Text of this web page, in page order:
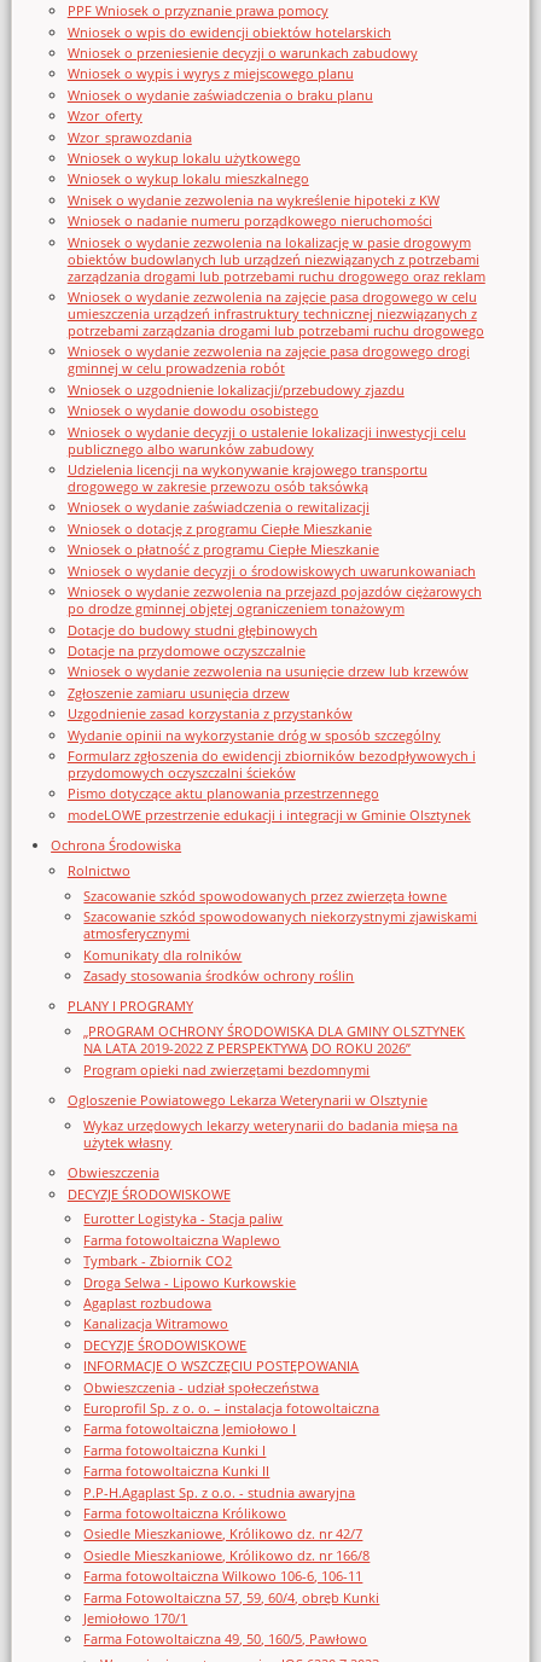
PPF Wniosek o przyznanie prawa pomocy
Wniosek o wpis do ewidencji obiektów hotelarskich
Wniosek o przeniesienie decyzji o warunkach zabudowy
Wniosek o wypis i wyrys z miejscowego planu
Wniosek o wydanie zaświadczenia o braku planu
Wzor_oferty
Wzor_sprawozdania
Wniosek o wykup lokalu użytkowego
Wniosek o wykup lokalu mieszkalnego
Wnisek o wydanie zezwolenia na wykreślenie hipoteki z KW
Wniosek o nadanie numeru porządkowego nieruchomości
Wniosek o wydanie zezwolenia na lokalizację w pasie drogowym
obiektów budowlanych lub urządzeń niezwiązanych z potrzebami
zarządzania drogami lub potrzebami ruchu drogowego oraz reklam
Wniosek o wydanie zezwolenia na zajęcie pasa drogowego w celu
umieszczenia urządzeń infrastruktury technicznej niezwiązanych z
potrzebami zarządzania drogami lub potrzebami ruchu drogowego
Wniosek o wydanie zezwolenia na zajęcie pasa drogowego drogi
gminnej w celu prowadzenia robót
Wniosek o uzgodnienie lokalizacji/przebudowy zjazdu
Wniosek o wydanie dowodu osobistego
Wniosek o wydanie decyzji o ustalenie lokalizacji inwestycji celu
publicznego albo warunków zabudowy
Udzielenia licencji na wykonywanie krajowego transportu
drogowego w zakresie przewozu osób taksówką
Wniosek o wydanie zaświadczenia o rewitalizacji
Wniosek o dotację z programu Ciepłe Mieszkanie
Wniosek o płatność z programu Ciepłe Mieszkanie
Wniosek o wydanie decyzji o środowiskowych uwarunkowaniach
Wniosek o wydanie zezwolenia na przejazd pojazdów ciężarowych
po drodze gminnej objętej ograniczeniem tonażowym
Dotacje do budowy studni głębinowych
Dotacje na przydomowe oczyszczalnie
Wniosek o wydanie zezwolenia na usunięcie drzew lub krzewów
Zgłoszenie zamiaru usunięcia drzew
Uzgodnienie zasad korzystania z przystanków
Wydanie opinii na wykorzystanie dróg w sposób szczególny
Formularz zgłoszenia do ewidencji zbiorników bezodpływowych i
przydomowych oczyszczalni ścieków
Pismo dotyczące aktu planowania przestrzennego
modeLOWE przestrzenie edukacji i integracji w Gminie Olsztynek
Ochrona Środowiska
Rolnictwo
Szacowanie szkód spowodowanych przez zwierzęta łowne
Szacowanie szkód spowodowanych niekorzystnymi zjawiskami
atmosferycznymi
Komunikaty dla rolników
Zasady stosowania środków ochrony roślin
PLANY I PROGRAMY
„PROGRAM OCHRONY ŚRODOWISKA DLA GMINY OLSZTYNEK
NA LATA 2019-2022 Z PERSPEKTYWĄ DO ROKU 2026”
Program opieki nad zwierzętami bezdomnymi
Ogloszenie Powiatowego Lekarza Weterynarii w Olsztynie
Wykaz urzędowych lekarzy weterynarii do badania mięsa na
użytek własny
Obwieszczenia
DECYZJE ŚRODOWISKOWE
Eurotter Logistyka - Stacja paliw
Farma fotowoltaiczna Waplewo
Tymbark - Zbiornik CO2
Droga Selwa - Lipowo Kurkowskie
Agaplast rozbudowa
Kanalizacja Witramowo
DECYZJE ŚRODOWISKOWE
INFORMACJE O WSZCZĘCIU POSTĘPOWANIA
Obwieszczenia - udział społeczeństwa
Europrofil Sp. z o. o. – instalacja fotowoltaiczna
Farma fotowoltaiczna Jemiołowo I
Farma fotowoltaiczna Kunki I
Farma fotowoltaiczna Kunki II
P.P-H.Agaplast Sp. z o.o. - studnia awaryjna
Farma fotowoltaiczna Królikowo
Osiedle Mieszkaniowe, Królikowo dz. nr 42/7
Osiedle Mieszkaniowe, Królikowo dz. nr 166/8
Farma fotowoltaiczna Wilkowo 106-6, 106-11
Farma Fotowoltaiczna 57, 59, 60/4, obręb Kunki
Jemiołowo 170/1
Farma Fotowoltaiczna 49, 50, 160/5, Pawłowo